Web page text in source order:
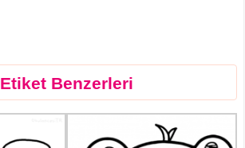
Etiket Benzerleri